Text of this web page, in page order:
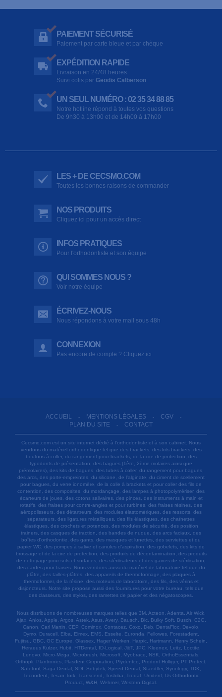
PAIEMENT SÉCURISÉ
Paiement par carte bleue et par chèque
EXPÉDITION RAPIDE
Livraison en 24/48 heures
Suivi colis par Geodis Calberson
UN SEUL NUMÉRO : 02 35 34 88 85
Notre hotline répond à toutes vos questions
De 9h30 à 13h00 et de 14h00 à 17h00
LES + DE CECSMO.COM
Toutes les bonnes raisons de commander
NOS PRODUITS
Cliquez ici pour un accès direct
INFOS PRATIQUES
Pour l'orthodontiste et son équipe
QUI SOMMES NOUS ?
Voir notre équipe
ÉCRIVEZ-NOUS
Nous répondons à votre mail sous 48h
CONNEXION
Pas encore de compte ? Cliquez ici
ACCUEIL - MENTIONS LÉGALES - CGV -
PLAN DU SITE - CONTACT
Cecsmo.com est un site internet dédié à l'orthodontiste et à son cabinet. Nous
vendons du matériel orthodontique tel que des brackets, des kits brackets, des
boutons à coller, du rangement pour brackets, de la cire de protection, des
typodonts de présentation, des bagues (1ère, 2ème molaires ainsi que
prémolaires), des kits de bagues, des tubes à coller, du rangement pour bagues,
des arcs, des porte-empreintes, du silicone, de l'alginate, du ciment de scellement
pour bagues, du verre ionomère, de la colle à brackets et pour coller des fils de
contention, des composites, du mordançage, des lampes à photopolymériser, des
écarteurs de joues, des cotons salivaires, des pinces, des instruments à main et
rotatifs, des fraises pour contre-angles et pour turbines, des fraises résines, des
aéropolisseurs, des détartreurs, des modules élastomériques, des ressorts, des
séparateurs, des ligatures métalliques, des fils élastiques, des chaînettes
élastiques, des crochets et potences, des modules de sécurité, des position
trainers, des casques de traction, des bandes de nuque, des arcs faciaux, des
boîtes d'orthodontie, des gants, des masques et lunettes, des serviettes et du
papier WC, des pompes à salive et canules d'aspiration, des gobelets, des kits de
brossage et de la cire de protection, des produits de décontamination, des produits
de nettoyage pour sols et surfaces, des stérilisateurs et des gaines de stérilisation,
des cardes pour fraises. Nous vendons aussi du matériel de laboratoire tel que du
plâtre, des tailles-plâtres, des appareils de thermoformage, des plaques à
thermoformer, de la résine, des moteurs de laboratoire, des fils, des vérins et
disjoncteurs. Notre site propose aussi des fournitures pour votre bureau, tels que
des classeurs, des stylos, des ramettes de papier et des négatoscopes.
Nous distribuons de nombreuses marques telles que 3M, Acteon, Adenta, Air Wick,
Ajax, Anios, Apple, Argos, Astek, Asus, Avery, Bausch, Bic, Bulky Soft, Busch, C2G,
Canon, Carl Martin, CEP, Cominox, Contacez, Coxo, Deb, DentaFloc, Devolo,
Dymo, Duracell, Elba, Elmex, EMS, Esselte, Euronda, Fellowes, Forestadent,
Fujitsu, GBC, GC Europe, Glassex, Hager Werken, Harpic, Hartmann, Henry Schein,
Heraeus Kulzer, Hubit, HTDental, ID-Logical, J&T, JPC, Kleenex, Leitz, Loctite,
Lenovo, Micro-Mega, Microbrush, Microsoft, Myobrace, NSK, OrthoEssentials,
Orthopli, Plantronics, Plasdent Corporation, Plydentco, Prodont Holliger, PT Protect,
Safetool, Saga Dental, SDI, Sobytek, Speed Dental, Staedtler, Synology, TDK,
Tecnodent, Tesan Tork, Transcend, Toshiba, Trodat, Unident, Us Orthodontic
Product, W&H, Wehmer, Western Digital.